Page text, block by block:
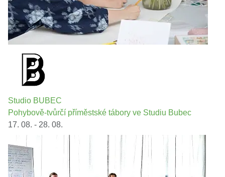
Studio BUBEC
Pohybově-tvůrčí příměstské tábory ve Studiu Bubec
17. 08. - 28. 08.